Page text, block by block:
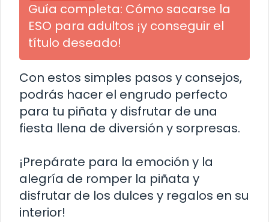
Guía completa: Cómo sacarse la
ESO para adultos ¡y conseguir el
título deseado!
Con estos simples pasos y consejos,
podrás hacer el engrudo perfecto
para tu piñata y disfrutar de una
fiesta llena de diversión y sorpresas.
¡Prepárate para la emoción y la
alegría de romper la piñata y
disfrutar de los dulces y regalos en su
interior!